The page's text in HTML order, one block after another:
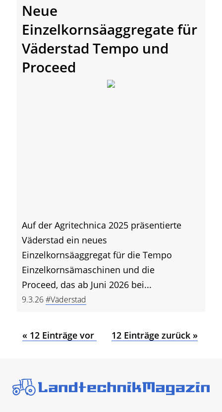
Neue
Einzelkornsäaggregate für
Väderstad Tempo und
Proceed
Auf der Agritechnica 2025 präsentierte
Väderstad ein neues
Einzelkornsäaggregat für die Tempo
Einzelkornsämaschinen und die
Proceed, das ab Juni 2026 bei...
9.3.26#Väderstad
« 12 Einträge vor 12 Einträge zurück »